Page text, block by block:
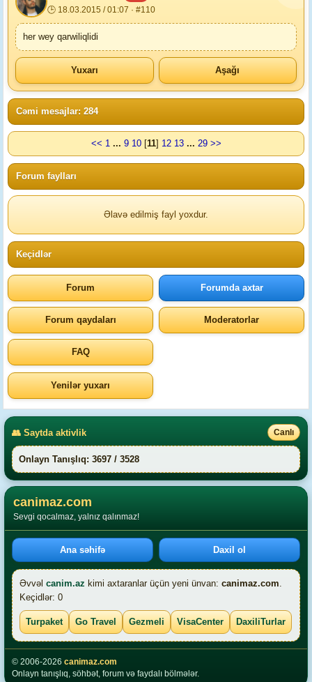
🕒 18.03.2015 / 01:07 · #110
her wey qarwiliqlidi
Yuxarı Aşağı
Cəmi mesajlar: 284
<< 1 ... 9 10[11] 12 13 ... 29 >>
Forum faylları
Əlavə edilmiş fayl yoxdur.
Keçidlər
Forum Forumda axtar
Forum qaydaları Moderatorlar
FAQ
Yenilər yuxarı
👥 Saytda aktivlik Canlı
Onlayn Tanışlıq: 3697 / 3528
canimaz.com
Sevgi qocalmaz, yalnız qalınmaz!
Ana səhifə Daxil ol
Əvvəl canim.az kimi axtaranlar üçün yeni ünvan: canimaz.com.
Keçidlər: 0
Turpaket Go Travel Gezmeli VisaCenter DaxiliTurlar
© 2006-2026 canimaz.com
Onlayn tanışlıq, söhbət, forum və faydalı bölmələr.